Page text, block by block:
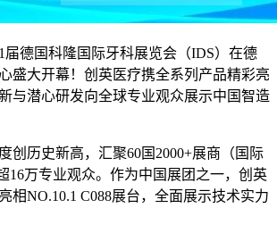
届德国科隆国际牙科展览会（IDS）在德
盛大开幕！创英医疗携全系列产品精彩亮
与潜心研发向全球专业观众展示中国智造
创历史新高，汇聚60国2000+展商（国际
16万专业观众。作为中国展团之一，创英
相NO.10.1 C088展台，全面展示技术实力